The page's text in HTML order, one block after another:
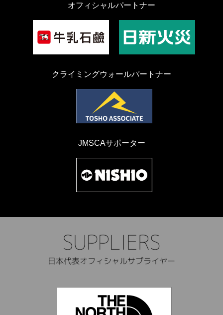
オフィシャルパートナー
クライミングウォールパートナー
JMSCAサポーター